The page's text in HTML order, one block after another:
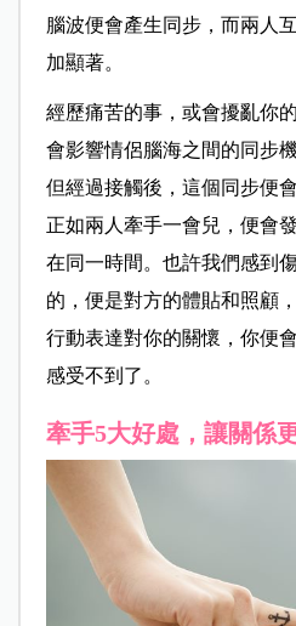
腦波便會產生同步，而兩人
加顯著。
經歷痛苦的事，或會擾亂你
會影響情侶腦海之間的同步
但經過接觸後，這個同步便
正如兩人牽手一會兒，便會
在同一時間。也許我們感到
的，便是對方的體貼和照顧
行動表達對你的關懷，你便
感受不到了。
牽手5大好處，讓關係